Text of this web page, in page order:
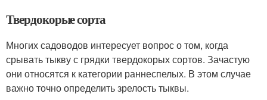
Твердокорые сорта
Многих садоводов интересует вопрос о том, когда
срывать тыкву с грядки твердокорых сортов. Зачастую
они относятся к категории раннеспелых. В этом случае
важно точно определить зрелость тыквы.